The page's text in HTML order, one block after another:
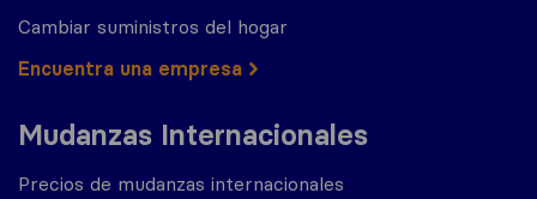
Cambiar suministros del hogar
Encuentra una empresa
Mudanzas Internacionales
Precios de mudanzas internacionales